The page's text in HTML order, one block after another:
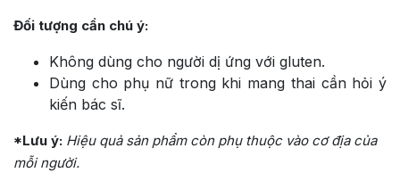
Đối tượng cần chú ý:
Không dùng cho người dị ứng với gluten.
Dùng cho phụ nữ trong khi mang thai cần hỏi ý
kiến bác sĩ.
*Lưu ý: Hiệu quả sản phẩm còn phụ thuộc vào cơ địa của
mỗi người.